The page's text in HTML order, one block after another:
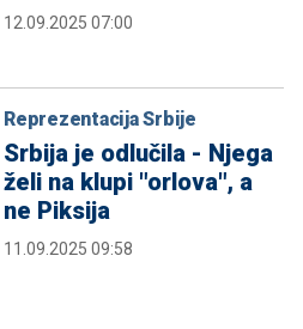
12.09.2025 07:00
Reprezentacija Srbije
Srbija je odlučila - Njega
želi na klupi "orlova", a
ne Piksija
11.09.2025 09:58